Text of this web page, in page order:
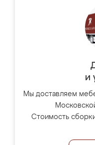
и
Мы доставляем
Стоимость